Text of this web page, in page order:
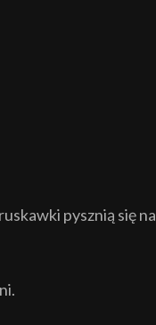
pysznią się na